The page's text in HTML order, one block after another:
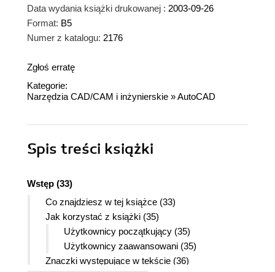
Data wydania książki drukowanej : 2003-09-26
Format: B5
Numer z katalogu: 2176
Zgłoś erratę
Kategorie:
Narzędzia CAD/CAM i inżynierskie »AutoCAD
Spis treści książki
Wstęp (33)
Co znajdziesz w tej książce (33)
Jak korzystać z książki (35)
Użytkownicy początkujący (35)
Użytkownicy zaawansowani (35)
Znaczki występujące w tekście (36)